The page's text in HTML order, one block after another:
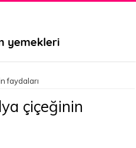
faydaları
çiçeğinin